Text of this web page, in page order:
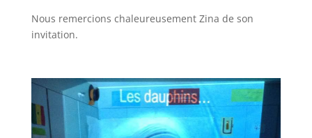
Nous remercions chaleureusement Zina de son
invitation.